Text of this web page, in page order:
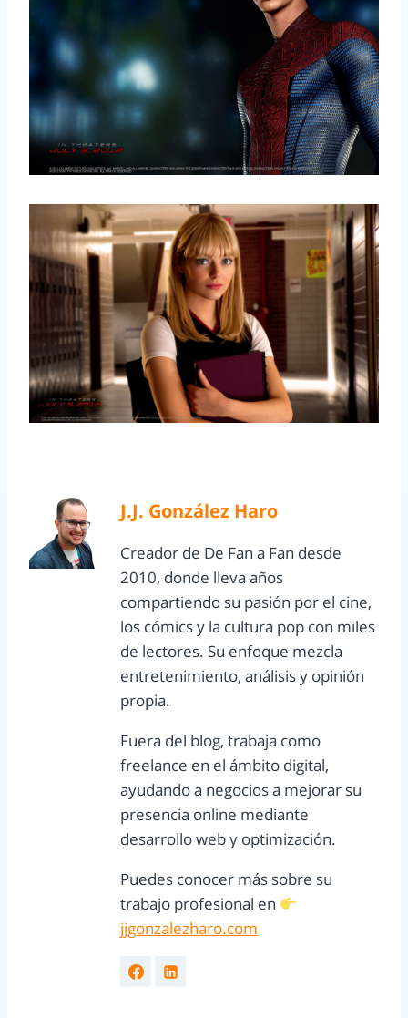
J.J. González Haro
Creador de De Fan a Fan desde
2010, donde lleva años
compartiendo su pasión por el cine,
los cómics y la cultura pop con miles
de lectores. Su enfoque mezcla
entretenimiento, análisis y opinión
propia.
Fuera del blog, trabaja como
freelance en el ámbito digital,
ayudando a negocios a mejorar su
presencia online mediante
desarrollo web y optimización.
Puedes conocer más sobre su
trabajo profesional en
jjgonzalezharo.com